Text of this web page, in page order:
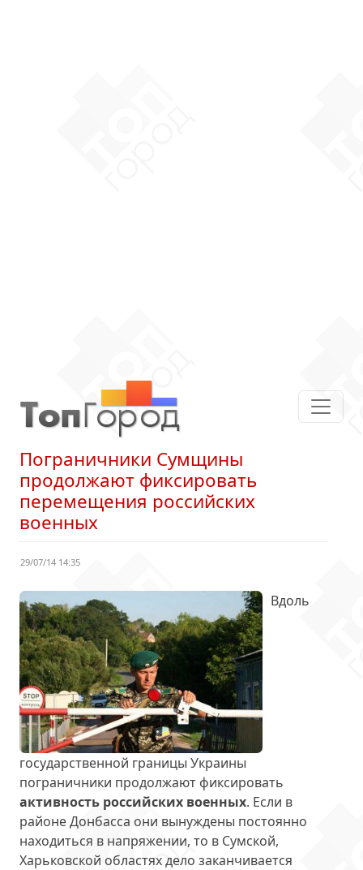
Пограничники Сумщины
продолжают фиксировать
перемещения российских
военных
29/07/14 14:35
Вдоль
государственной границы Украины
пограничники продолжают фиксировать
активность российских военных. Если в
районе Донбасса они вынуждены постоянно
находиться в напряжении, то в Сумской,
Харьковской областях дело заканчивается